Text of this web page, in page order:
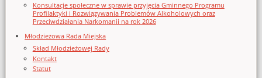
Konsultacje społeczne w sprawie przyjęcia Gminnego Programu
Profilaktyki i Rozwiązywania Problemów Alkoholowych oraz
Przeciwdziałania Narkomanii na rok 2026
Młodzieżowa Rada Miejska
Skład Młodzieżowej Rady
Kontakt
Statut